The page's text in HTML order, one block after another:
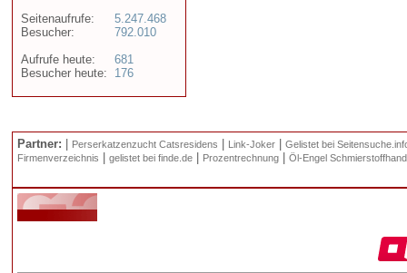
Seitenaufrufe:
Besucher:
Aufrufe heute:
Besucher heute:
5.247.468
792.010
681
176
Partner: Perserkatzenzucht Catsresidens Link-Joker
Gelistet bei
Firmenverzeichnis
gelistet bei finde.de Prozentrechnung Öl-Engel